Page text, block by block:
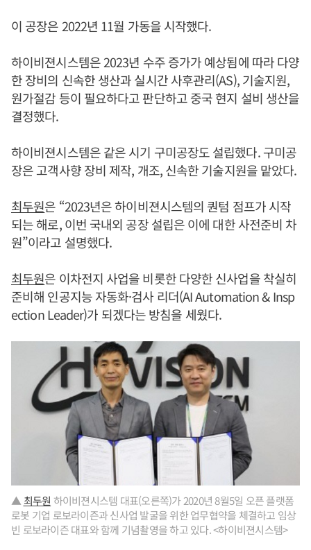
이 공장은 2022년 11월 가동을 시작했다.
하이비젼시스템은 2023년 수주 증가가 예상됨에 따라 다양
한 장비의 신속한 생산과 실시간 사후관리(AS), 기술지원,
원가절감 등이 필요하다고 판단하고 중국 현지 설비 생산을
결정했다.
하이비젼시스템은 같은 시기 구미공장도 설립했다. 구미공
장은 고객사향 장비 제작, 개조, 신속한 기술지원을 맡았다.
최두원은 “2023년은 하이비젼시스템의 퀀텀 점프가 시작
되는 해로, 이번 국내외 공장 설립은 이에 대한 사전준비 차
원”이라고 설명했다.
최두원은 이차전지 사업을 비롯한 다양한 신사업을 착실히
준비해 인공지능 자동화·검사 리더(AI Automation & Insp
ection Leader)가 되겠다는 방침을 세웠다.
▲최두원 하이비젼시스템 대표(오른쪽)가 2020년 8월5일 오픈 플랫폼
로봇 기업 로보라이즌과 신사업 발굴을 위한 업무협약을 체결하고 임상
빈 로보라이즌 대표와 함께 기념촬영을 하고 있다. <하이비젼시스템>